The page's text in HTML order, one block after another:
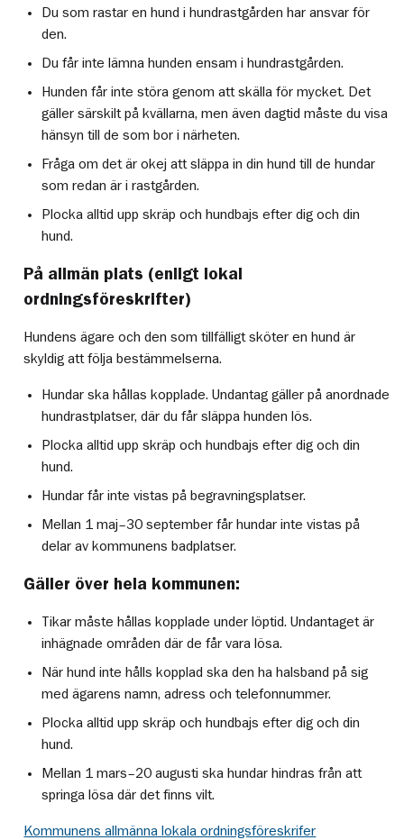
Du som rastar en hund i hundrastgården har ansvar för
den.
Du får inte lämna hunden ensam i hundrastgården.
Hunden får inte störa genom att skälla för mycket. Det
gäller särskilt på kvällarna, men även dagtid måste du visa
hänsyn till de som bor i närheten.
Fråga om det är okej att släppa in din hund till de hundar
som redan är i rastgården.
Plocka alltid upp skräp och hundbajs efter dig och din
hund.
På allmän plats (enligt lokal
ordningsföreskrifter)
Hundens ägare och den som tillfälligt sköter en hund är
skyldig att följa bestämmelserna.
Hundar ska hållas kopplade. Undantag gäller på anordnade
hundrastplatser, där du får släppa hunden lös.
Plocka alltid upp skräp och hundbajs efter dig och din
hund.
Hundar får inte vistas på begravningsplatser.
Mellan 1 maj–30 september får hundar inte vistas på
delar av kommunens badplatser.
Gäller över hela kommunen:
Tikar måste hållas kopplade under löptid. Undantaget är
inhägnade områden där de får vara lösa.
När hund inte hålls kopplad ska den ha halsband på sig
med ägarens namn, adress och telefonnummer.
Plocka alltid upp skräp och hundbajs efter dig och din
hund.
Mellan 1 mars–20 augusti ska hundar hindras från att
springa lösa där det finns vilt.
Kommunens allmänna lokala ordningsföreskrifer